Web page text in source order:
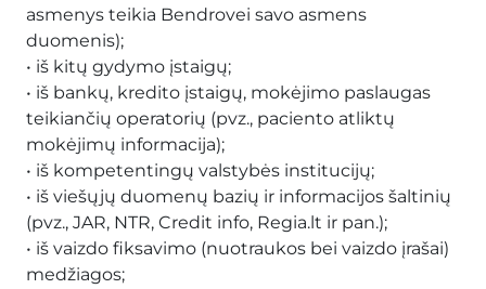
asmenys teikia Bendrovei savo asmens
duomenis);
• iš kitų gydymo įstaigų;
• iš bankų, kredito įstaigų, mokėjimo paslaugas
teikiančių operatorių (pvz., paciento atliktų
mokėjimų informacija);
• iš kompetentingų valstybės institucijų;
• iš viešųjų duomenų bazių ir informacijos šaltinių
(pvz., JAR, NTR, Credit info, Regia.lt ir pan.);
• iš vaizdo fiksavimo (nuotraukos bei vaizdo įrašai)
medžiagos;